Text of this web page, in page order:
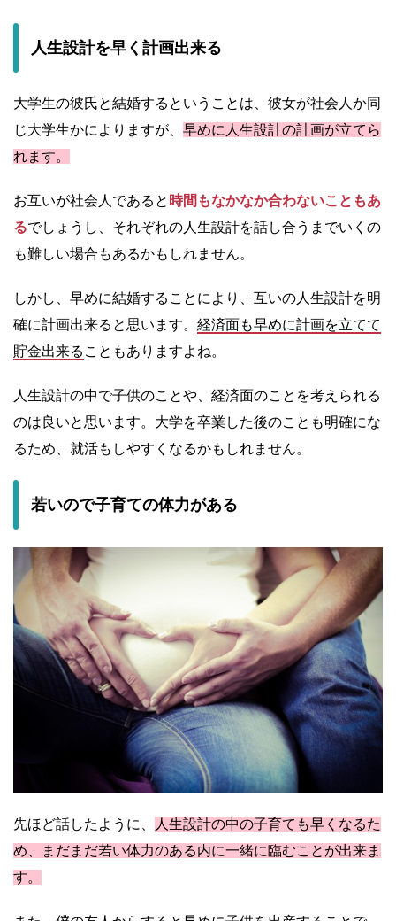
人生設計を早く計画出来る
大学生の彼氏と結婚するということは、彼女が社会人か同
じ大学生かによりますが、 早めに人生設計の計画が立てら
れます。
お互いが社会人であると 時間もなかなか合わないこともあ
るでしょうし、それぞれの人生設計を話し合うまでいくの
も難しい場合もあるかもしれません。
しかし、早めに結婚することにより、互いの人生設計を明
確に計画出来ると思います。 経済面も早めに計画を立てて
貯金出来る こともありますよね。
人生設計の中で子供のことや、経済面のことを考えられる
のは良いと思います。大学を卒業した後のことも明確にな
るため、就活もしやすくなるかもしれません。
若いので子育ての体力がある
先ほど話したように、
人生設計の中の子育ても早くなるた
め、まだまだ若い体力のある内に一緒に臨むことが出来ま
す。